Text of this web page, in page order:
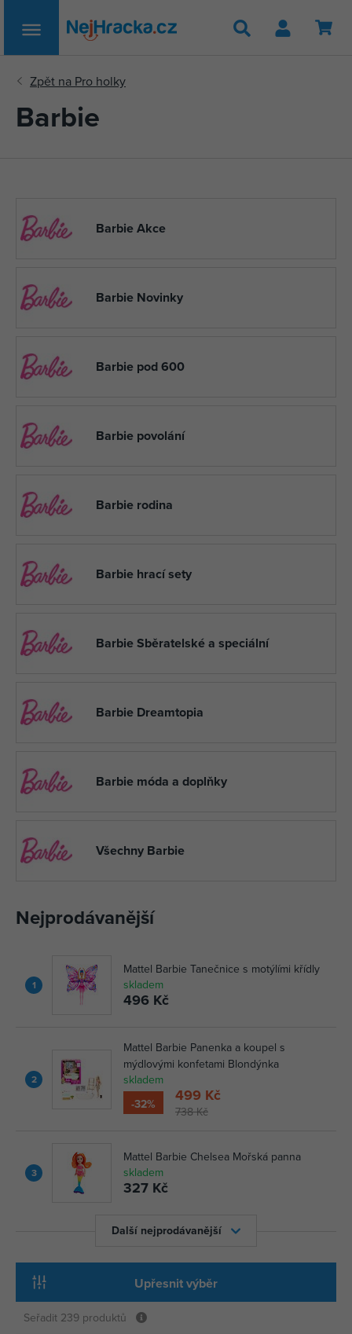
Hledat
Barbie
Barbie Akce
Barbie Novinky
Barbie pod 600
Barbie povolání
Barbie rodina
Barbie hrací sety
Barbie Sběratelské a speciální
Barbie Dreamtopia
Barbie móda a doplňky
Všechny Barbie
Nejprodávanější
1
Mattel Barbie Tanečnice s motýlími křídly
skladem
496 Kč
2
Mattel Barbie Panenka a koupel s
mýdlovými konfetami Blondýnka
skladem
-32%
738 Kč
499 Kč
3
Mattel Barbie Chelsea Mořská panna
skladem
327 Kč
Další nejprodávanější
Upřesnit výběr
Seřadit 239 produktů